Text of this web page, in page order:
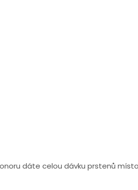
dáte celou dávku prstenů